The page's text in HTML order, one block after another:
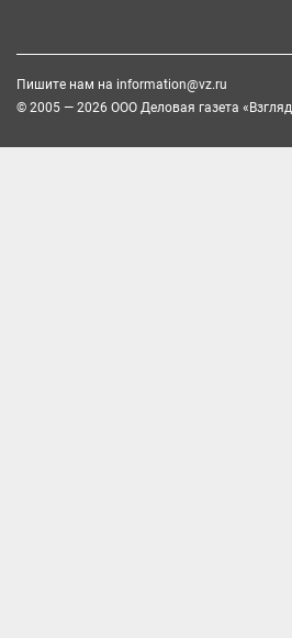
Пишите нам на information@vz.ru
© 2005 — 2026 ООО Деловая газета